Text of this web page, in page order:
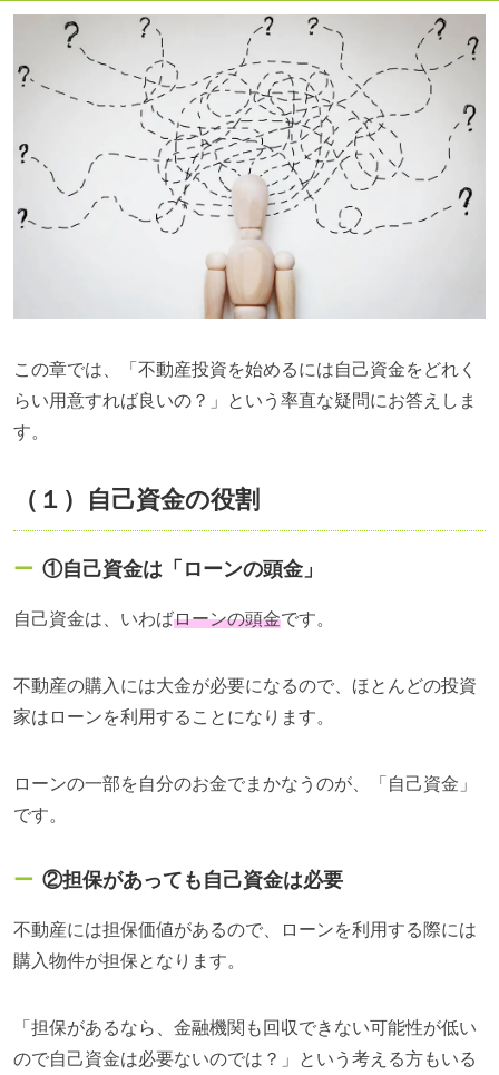
この章では、「不動産投資を始めるには自己資金をどれく
らい用意すれば良いの？」という率直な疑問にお答えしま
す。
（１）自己資金の役割
①自己資金は「ローンの頭金」
自己資金は、いわばローンの頭金です。
不動産の購入には大金が必要になるので、ほとんどの投資
家はローンを利用することになります。
ローンの一部を自分のお金でまかなうのが、「自己資金」
です。
②担保があっても自己資金は必要
不動産には担保価値があるので、ローンを利用する際には
購入物件が担保となります。
「担保があるなら、金融機関も回収できない可能性が低い
ので自己資金は必要ないのでは？」という考える方もいる